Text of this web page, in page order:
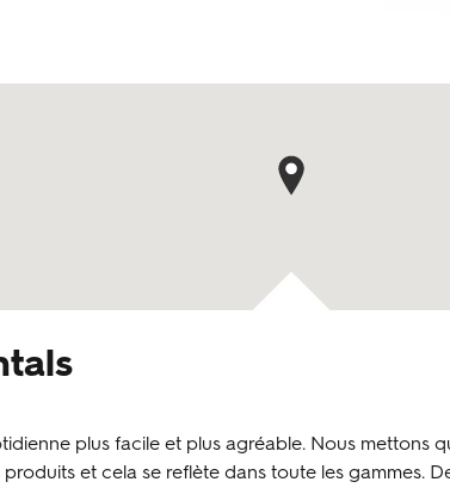
épingle de carte
plus facile et plus agréable. Nous mettons
et cela se reflète dans toute les gammes.